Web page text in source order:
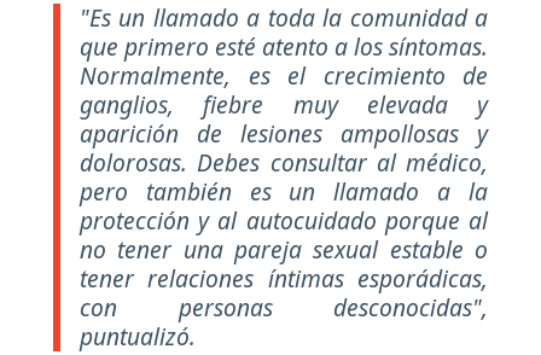
"Es un llamado a toda la comunidad a
que primero esté atento a los síntomas.
Normalmente, es el crecimiento de
ganglios, fiebre muy elevada y
aparición de lesiones ampollosas y
dolorosas. Debes consultar al médico,
pero también es un llamado a la
protección y al autocuidado porque al
no tener una pareja sexual estable o
tener relaciones íntimas esporádicas,
con personas desconocidas",
puntualizó.